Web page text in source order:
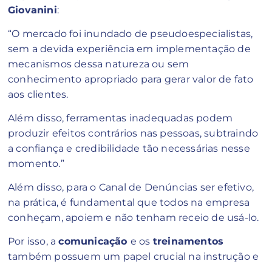
Giovanini:
“O mercado foi inundado de pseudoespecialistas,
sem a devida experiência em implementação de
mecanismos dessa natureza ou sem
conhecimento apropriado para gerar valor de fato
aos clientes.
Além disso, ferramentas inadequadas podem
produzir efeitos contrários nas pessoas, subtraindo
a confiança e credibilidade tão necessárias nesse
momento.”
Além disso, para o Canal de Denúncias ser efetivo,
na prática, é fundamental que todos na empresa
conheçam, apoiem e não tenham receio de usá-lo.
Por isso, acomunicação e os treinamentos
também possuem um papel crucial na instrução e